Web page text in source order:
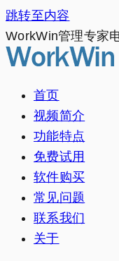
跳转至内容
WorkWin管理专家
首页
视频简介
功能特点
免费试用
软件购买
常见问题
联系我们
关于